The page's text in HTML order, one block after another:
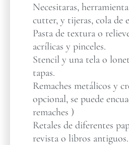
Necesitaras,
cutter, y tijeras, cola de
Pasta de textura o
acrílicas y pinceles.
Stencil y una tela o
tapas.
Remaches metálicos y
opcional, se puede
remaches )
Retales de diferentes
revista o libros antiguos.